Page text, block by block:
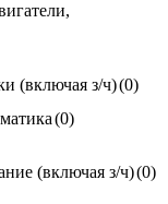
(включая з/ч)(0)
(0)
(включая з/ч)(0)